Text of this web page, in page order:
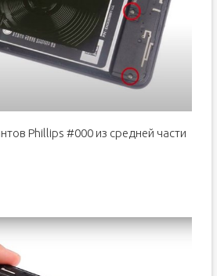
Phillips #000 из средней части